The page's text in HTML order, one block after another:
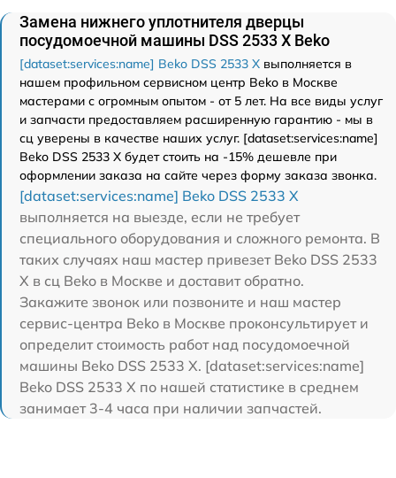
Замена нижнего уплотнителя дверцы
посудомоечной машины DSS 2533 X Beko
[dataset:services:name] Beko DSS 2533 X выполняется в
нашем профильном сервисном центр Beko в Москве
мастерами с огромным опытом - от 5 лет. На все виды услуг
и запчасти предоставляем расширенную гарантию - мы в
сц уверены в качестве наших услуг. [dataset:services:name]
Beko DSS 2533 X будет стоить на -15% дешевле при
оформлении заказа на сайте через форму заказа звонка.
[dataset:services:name] Beko DSS 2533 X
выполняется на выезде, если не требует
специального оборудования и сложного ремонта. В
таких случаях наш мастер привезет Beko DSS 2533
X в сц Beko в Москве и доставит обратно.
Закажите звонок или позвоните и наш мастер
сервис-центра Beko в Москве проконсультирует и
определит стоимость работ над посудомоечной
машины Beko DSS 2533 X. [dataset:services:name]
Beko DSS 2533 X по нашей статистике в среднем
занимает 3-4 часа при наличии запчастей.